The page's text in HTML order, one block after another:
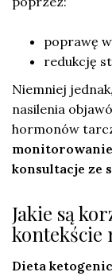
poprawę
redukcję
Niemniej
nasilenia
hormonów
monitorowanie
konsultacje ze
Jakie są
kontekście
Dieta